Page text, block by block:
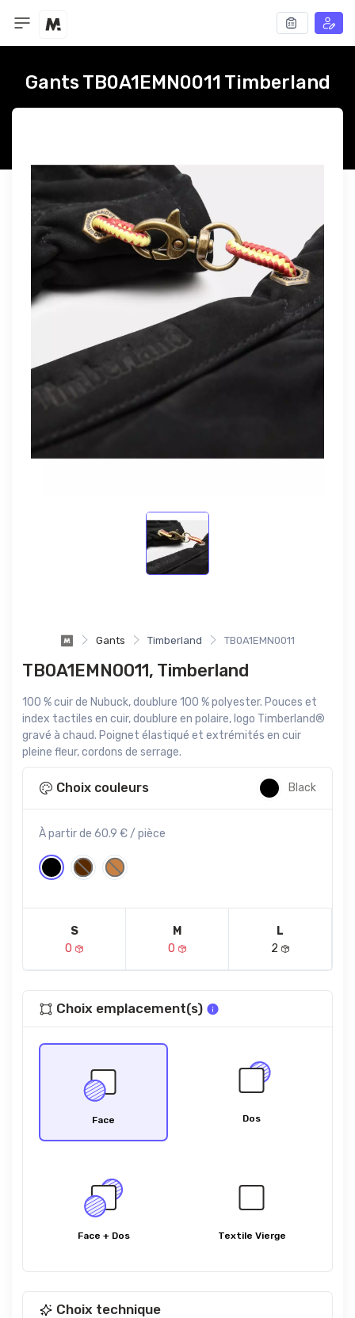
Gants TB0A1EMN0011 Timberland
Gants Timberland TB0A1EMN0011
TB0A1EMN0011, Timberland
100 % cuir de Nubuck, doublure 100 % polyester. Pouces et
index tactiles en cuir, doublure en polaire, logo Timberland®
gravé à chaud. Poignet élastiqué et extrémités en cuir
pleine fleur, cordons de serrage.
Choix couleurs Black
À partir de 60.9 € / pièce
S
0
M
0
L
2
Choix emplacement(s)
Face Dos
Face + Dos Textile Vierge
Choix technique